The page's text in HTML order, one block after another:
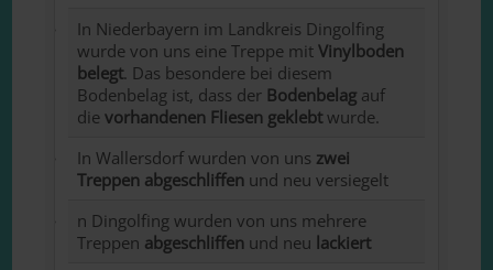
In Niederbayern im Landkreis Dingolfing
wurde von uns eine Treppe mitVinylboden
belegt. Das besondere bei diesem
Bodenbelag ist, dass der Bodenbelag auf
dievorhandenen Fliesen geklebt wurde.
In Wallersdorf wurden von uns zwei
Treppen abgeschliffen und neu versiegelt
n Dingolfing wurden von uns mehrere
Treppen abgeschliffen und neu lackiert